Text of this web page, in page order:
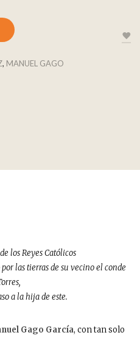
, MANUEL GAGO
los Reyes Católicos
las tierras de su vecino el conde
a la hija de este.
Gago García, con tan solo